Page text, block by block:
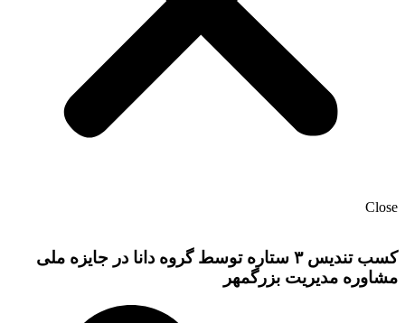
Close
کسب تندیس ۳ ستاره توسط گروه دانا در جایزه ملی
مشاوره مدیریت بزرگمهر